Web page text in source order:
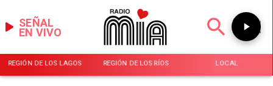
EN VIVO
SEÑAL
REGIÓN DE LOS LAGOS REGIÓN DE LOS RÍOS LOCAL